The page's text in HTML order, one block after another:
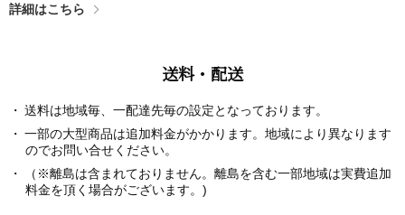
詳細はこちら
送料・配送
送料は地域毎、一配達先毎の設定となっております。
一部の大型商品は追加料金がかかります。地域により異なります
のでお問い合せください。
（※離島は含まれておりません。離島を含む一部地域は実費追加
料金を頂く場合がございます。)